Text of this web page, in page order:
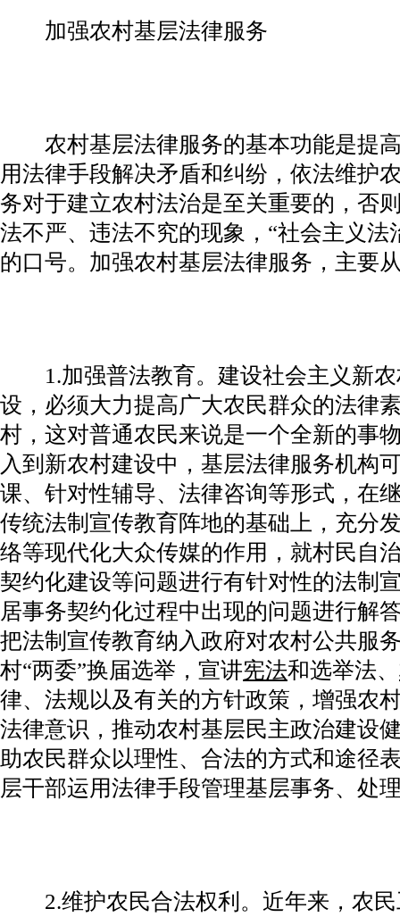
加强农村基层法律服务
农村基层法律服务的基本功能是提高
用法律手段解决矛盾和纠纷，依法维护
务对于建立农村法治是至关重要的，否
法不严、违法不究的现象，“社会主义法
的口号。加强农村基层法律服务，主要
1.加强普法教育。建设社会主义新农
设，必须大力提高广大农民群众的法律
村，这对普通农民来说是一个全新的事
入到新农村建设中，基层法律服务机构
课、针对性辅导、法律咨询等形式，在
传统法制宣传教育阵地的基础上，充分
络等现代化大众传媒的作用，就村民自
契约化建设等问题进行有针对性的法制
居事务契约化过程中出现的问题进行解
把法制宣传教育纳入政府对农村公共服
村“两委”换届选举，宣讲宪法和选举法、
律、法规以及有关的方针政策，增强农
法律意识，推动农村基层民主政治建设
助农民群众以理性、合法的方式和途径
层干部运用法律手段管理基层事务、处
2.维护农民合法权利。近年来，农民